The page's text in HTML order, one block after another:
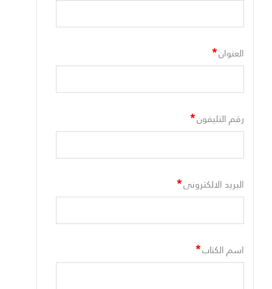
العنوان*
رقم التليفون*
البريد الالكترونى*
اسم الكتاب*